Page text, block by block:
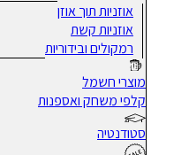
אוזניות תוך אוזן
אוזניות קשת
רמקולים ובידוריות
מוצרי חשמל
קלפי משחק ואספנות
סטודנטיה